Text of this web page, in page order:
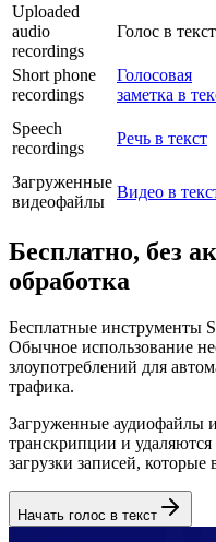
Uploaded
audio
recordings
Голос в текст
Short phone
recordings
Голосовая
заметка в
Speech
recordings
Речь в текст
Загруженные
видеофайлы
Видео в
Бесплатно, без
обработка
Бесплатные инструменты
Обычное использование
злоупотреблений для
трафика.
Загруженные аудиофайлы
транскрипции и
загрузки записей,
Начать голос в текст